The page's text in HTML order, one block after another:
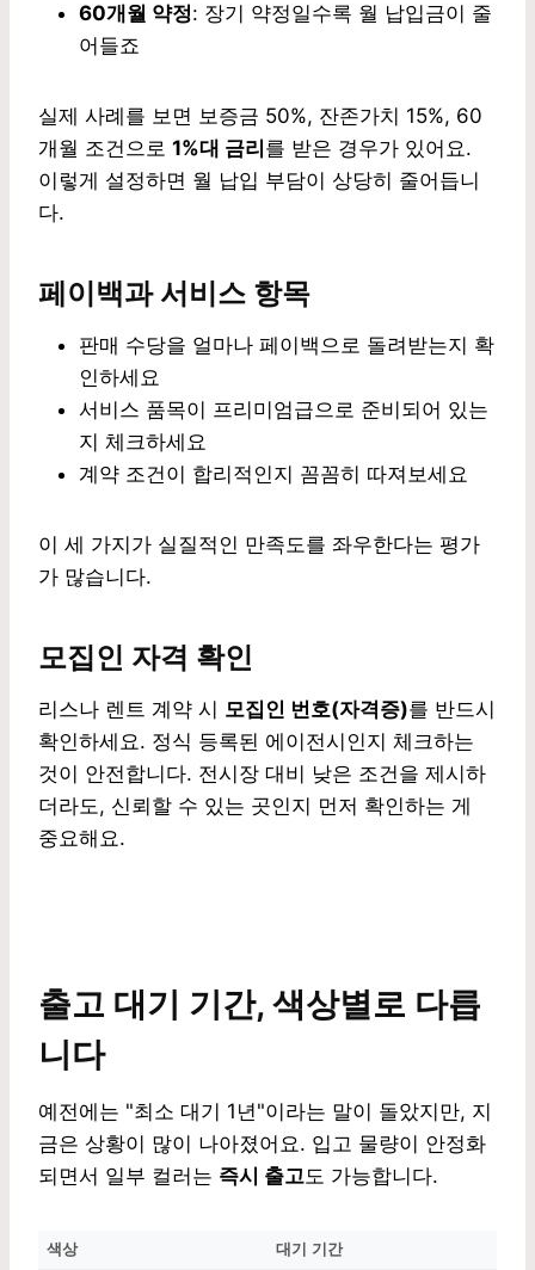
60개월 약정: 장기 약정일수록 월 납입금이 줄
어들죠
실제 사례를 보면 보증금 50%, 잔존가치 15%, 60
개월 조건으로 1%대 금리 를 받은 경우가 있어요.
이렇게 설정하면 월 납입 부담이 상당히 줄어듭니
다.
페이백과 서비스 항목
판매 수당을 얼마나 페이백으로 돌려받는지 확
인하세요
서비스 품목이 프리미엄급으로 준비되어 있는
지 체크하세요
계약 조건이 합리적인지 꼼꼼히 따져보세요
이 세 가지가 실질적인 만족도를 좌우한다는 평가
가 많습니다.
모집인 자격 확인
리스나 렌트 계약 시 모집인 번호(자격증)를 반드시
확인하세요. 정식 등록된 에이전시인지 체크하는
것이 안전합니다. 전시장 대비 낮은 조건을 제시하
더라도, 신뢰할 수 있는 곳인지 먼저 확인하는 게
중요해요.
출고 대기 기간, 색상별로 다릅
니다
예전에는 "최소 대기 1년"이라는 말이 돌았지만, 지
금은 상황이 많이 나아졌어요. 입고 물량이 안정화
되면서 일부 컬러는 즉시 출고도 가능합니다.
색상 대기 기간